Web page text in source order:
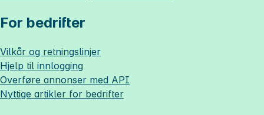
For bedrifter
Vilkår og retningslinjer
Hjelp til innlogging
Overføre annonser med API
Nyttige artikler for bedrifter